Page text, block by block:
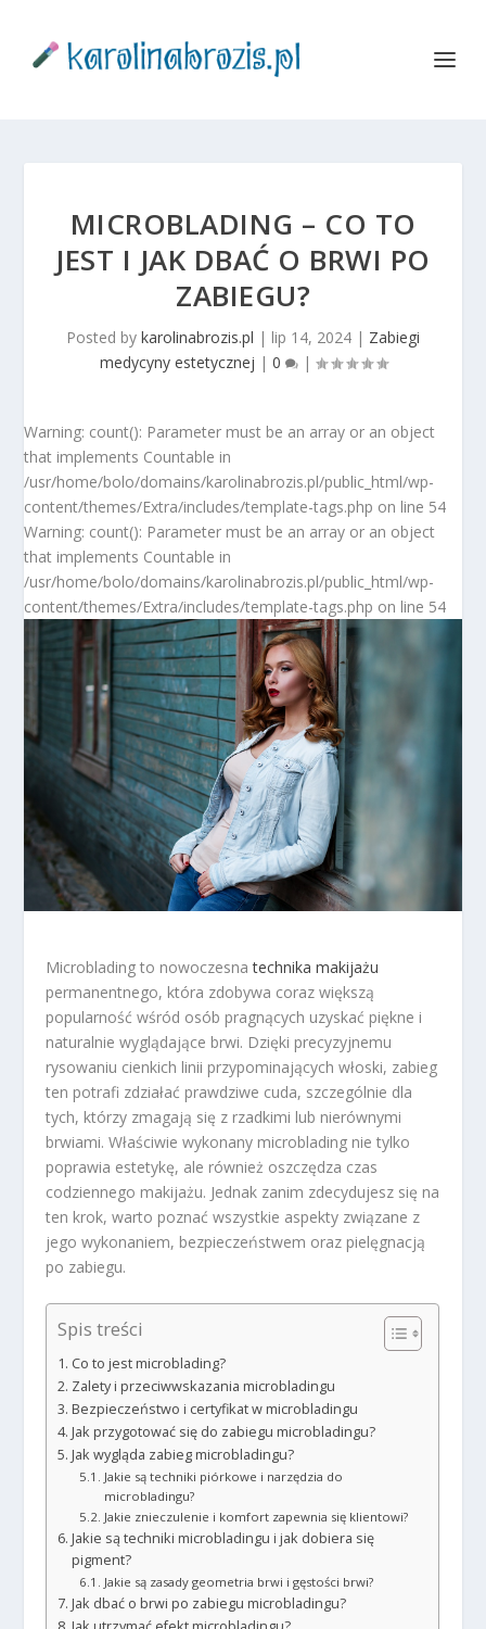
MICROBLADING – CO TO
JEST I JAK DBAĆ O BRWI PO
ZABIEGU?
Posted by karolinabrozis.pl | lip 14, 2024 | Zabiegi
medycyny estetycznej | 0 |
Warning: count(): Parameter must be an array or an object
that implements Countable in
/usr/home/bolo/domains/karolinabrozis.pl/public_html/wp-
content/themes/Extra/includes/template-tags.php on line 54
Warning: count(): Parameter must be an array or an object
that implements Countable in
/usr/home/bolo/domains/karolinabrozis.pl/public_html/wp-
content/themes/Extra/includes/template-tags.php on line 54
Microblading to nowoczesnatechnika makijażu
permanentnego, która zdobywa coraz większą
popularność wśród osób pragnących uzyskać piękne i
naturalnie wyglądające brwi. Dzięki precyzyjnemu
rysowaniu cienkich linii przypominających włoski, zabieg
ten potrafi zdziałać prawdziwe cuda, szczególnie dla
tych, którzy zmagają się z rzadkimi lub nierównymi
brwiami. Właściwie wykonany microblading nie tylko
poprawia estetykę, ale również oszczędza czas
codziennego makijażu. Jednak zanim zdecydujesz się na
ten krok, warto poznać wszystkie aspekty związane z
jego wykonaniem, bezpieczeństwem oraz pielęgnacją
po zabiegu.
Spis treści
Co to jest microblading?
Zalety i przeciwwskazania microbladingu
Bezpieczeństwo i certyfikat w microbladingu
Jak przygotować się do zabiegu microbladingu?
Jak wygląda zabieg microbladingu?
Jakie są techniki piórkowe i narzędzia do
microbladingu?
Jakie znieczulenie i komfort zapewnia się klientowi?
Jakie są techniki microbladingu i jak dobiera się
pigment?
Jakie są zasady geometria brwi i gęstości brwi?
Jak dbać o brwi po zabiegu microbladingu?